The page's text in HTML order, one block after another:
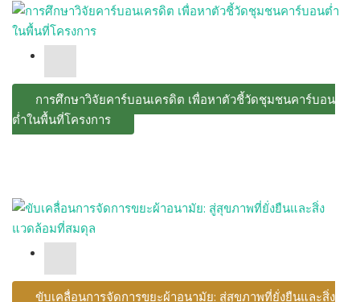
การศึกษาวิจัยคาร์บอนเครดิต เพื่อหาตัวชี้วัดชุมชนคาร์บอน
ต่ำในพื้นที่โครงการ
ขับเคลื่อนการจัดการขยะผ้าอนามัย: สู่สุขภาพที่ยั่งยืนและสิ่ง